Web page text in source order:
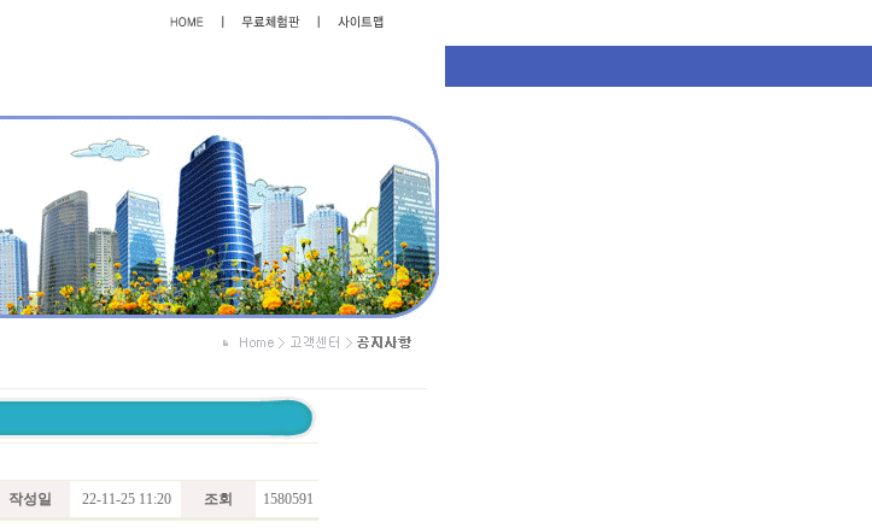
작성일 22-11-25 11:20 조회 1580591